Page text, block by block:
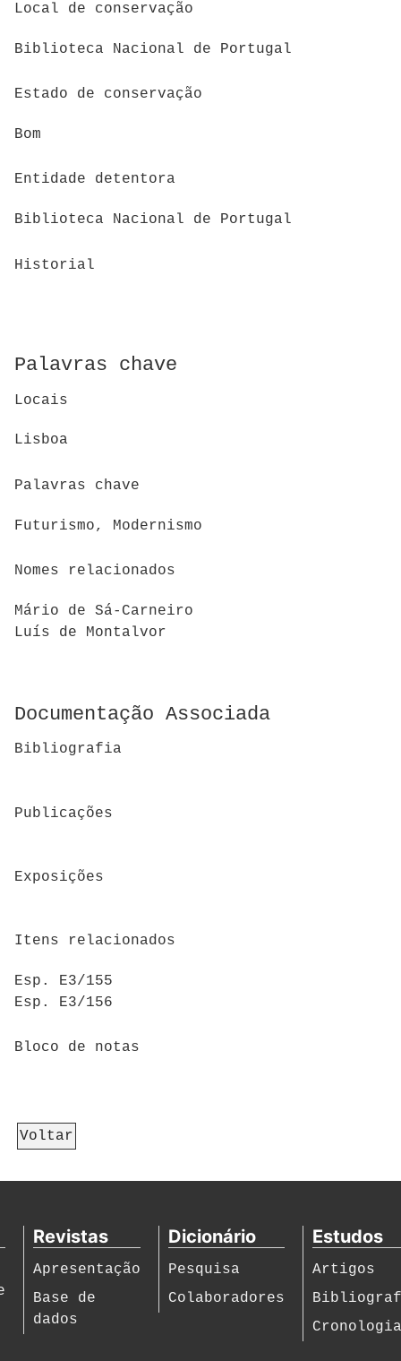
Local de conservação
Biblioteca Nacional de Portugal
Estado de conservação
Bom
Entidade detentora
Biblioteca Nacional de Portugal
Historial
Palavras chave
Locais
Lisboa
Palavras chave
Futurismo, Modernismo
Nomes relacionados
Mário de Sá-Carneiro
Luís de Montalvor
Documentação Associada
Bibliografia
Publicações
Exposições
Itens relacionados
Esp. E3/155
Esp. E3/156
Bloco de notas
Voltar
Revistas
Apresentação
Base de
dados
Dicionário
Pesquisa
Colaboradores
Estudos
Artigos